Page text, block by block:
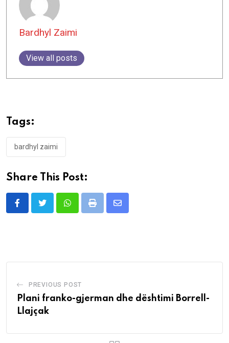
Bardhyl Zaimi
View all posts
Tags:
bardhyl zaimi
Share This Post:
WhatsappPrint
Share
PREVIOUS POST
Plani franko-gjerman dhe dështimi Borrell-
Llajçak